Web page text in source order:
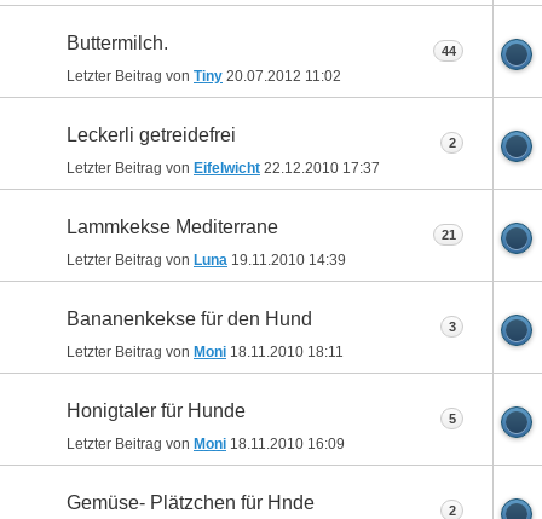
Buttermilch.
Letzter Beitrag von Tiny 20.07.2012 11:02
44
Leckerli getreidefrei
Letzter Beitrag von Eifelwicht 22.12.2010 17:37
2
Lammkekse Mediterrane
Letzter Beitrag von Luna 19.11.2010 14:39
21
Bananenkekse für den Hund
Letzter Beitrag von Moni 18.11.2010 18:11
3
Honigtaler für Hunde
Letzter Beitrag von Moni 18.11.2010 16:09
5
Gemüse- Plätzchen für Hnde 2